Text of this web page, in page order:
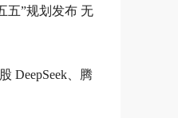
五”规划发布 无
DeepSeek、腾